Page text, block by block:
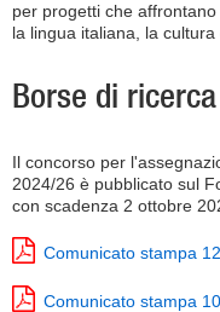
per progetti che
la lingua italiana, la
Borse di
Il concorso per
2024/26 è pubblicato sul
con scadenza 2 ottobre
Comunicato stampa
Comunicato stampa